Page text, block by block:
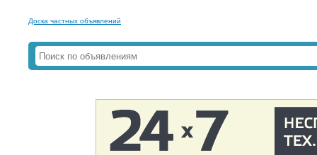
Доска частных объявлений